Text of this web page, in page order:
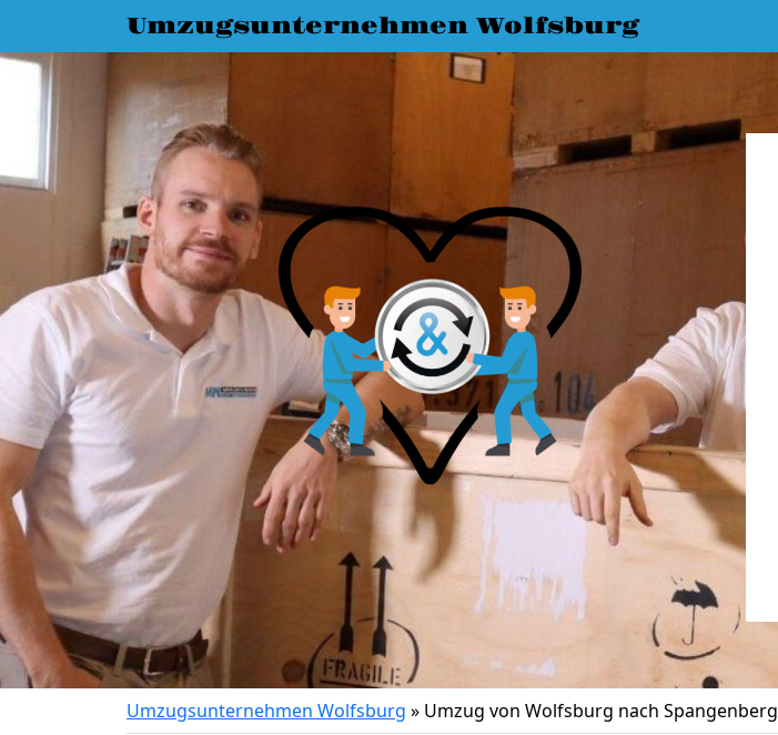
Umzugsunternehmen Wolfsburg
Umzugsunternehmen Wolfsburg » Umzug von Wolfsburg nach Spangenberg